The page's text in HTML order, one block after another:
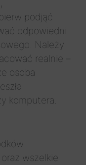
podjąć
odpowiedni
Należy
realnie –
osoba
komputera.
wszelkie